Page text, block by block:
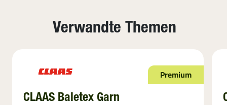
Verwandte Themen
Premium
CLAAS Baletex Garn